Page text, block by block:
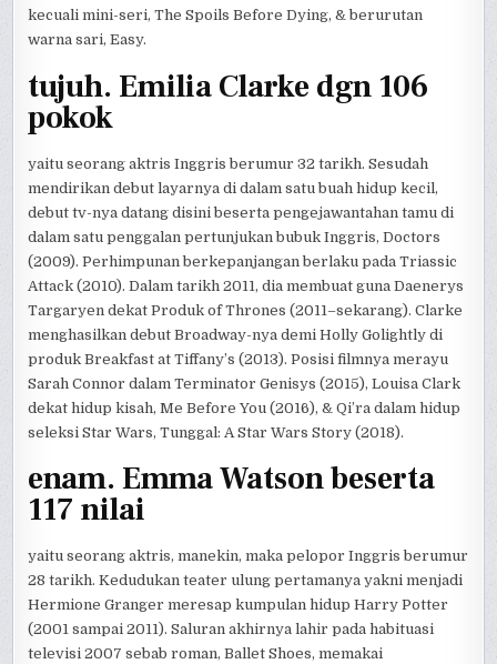
kecuali mini-seri, The Spoils Before Dying, & berurutan
warna sari, Easy.
tujuh. Emilia Clarke dgn 106
pokok
yaitu seorang aktris Inggris berumur 32 tarikh. Sesudah
mendirikan debut layarnya di dalam satu buah hidup kecil,
debut tv-nya datang disini beserta pengejawantahan tamu di
dalam satu penggalan pertunjukan bubuk Inggris, Doctors
(2009). Perhimpunan berkepanjangan berlaku pada Triassic
Attack (2010). Dalam tarikh 2011, dia membuat guna Daenerys
Targaryen dekat Produk of Thrones (2011–sekarang). Clarke
menghasilkan debut Broadway-nya demi Holly Golightly di
produk Breakfast at Tiffany’s (2013). Posisi filmnya merayu
Sarah Connor dalam Terminator Genisys (2015), Louisa Clark
dekat hidup kisah, Me Before You (2016), & Qi’ra dalam hidup
seleksi Star Wars, Tunggal: A Star Wars Story (2018).
enam. Emma Watson beserta
117 nilai
yaitu seorang aktris, manekin, maka pelopor Inggris berumur
28 tarikh. Kedudukan teater ulung pertamanya yakni menjadi
Hermione Granger meresap kumpulan hidup Harry Potter
(2001 sampai 2011). Saluran akhirnya lahir pada habituasi
televisi 2007 sebab roman, Ballet Shoes, memakai